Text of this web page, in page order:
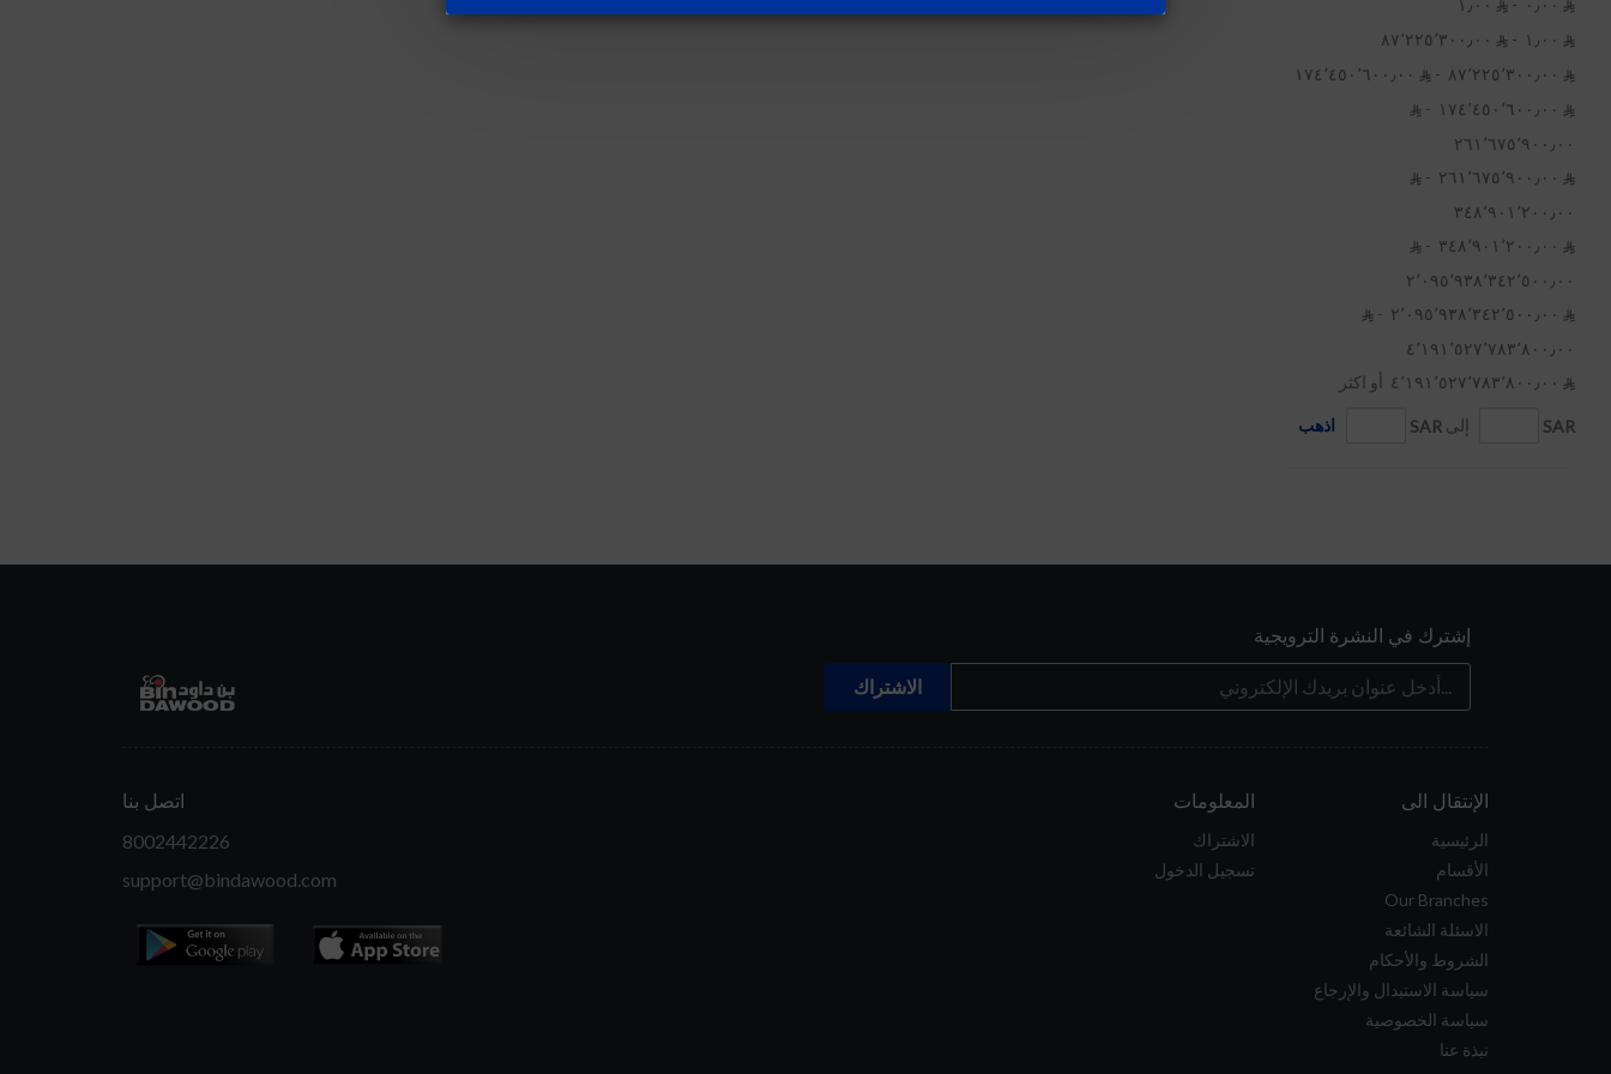








٢٦١٬٦٧٥٬٩٠٠٫٠٠ ‏


٣٤٨٬٩٠١٬٢٠٠٫٠٠ ‏


٢٬٠٩٥٬٩٣٨٬٣٤٢٬٥٠٠٫٠٠ ‏


٤٬١٩١٬٥٢٧٬٧٨٣٬٨٠٠٫٠٠ ‏

SAR إلى SAR اذهب
إشترك في النشرة الترويجية
الإنتقال الى
الرئيسية
الأقسام
Our Branches
الاسئلة الشائعة
الشروط والأحكام
سياسة الاستبدال والإرجاع
سياسة الخصوصية
نبذة عنا
المعلومات
الاشتراك
تسجيل الدخول
اتصل بنا
8002442226
support@bindawood.com